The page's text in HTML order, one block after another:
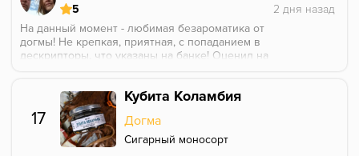
5
На данный момент - любимая безароматика от
догмы! Не крепкая, приятная, с попаданием в
дескрипторы, что указаны на банке! Оценил на
классная штука
17
Кубита Коламбия
Догма
Сигарный моносорт